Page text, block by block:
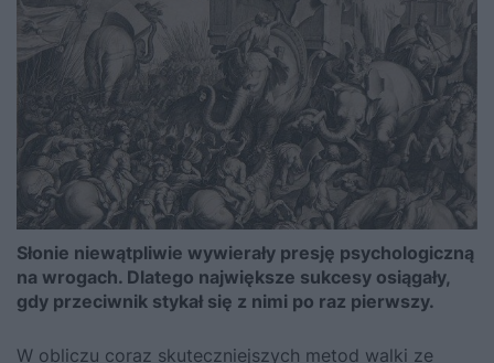
Słonie niewątpliwie wywierały presję psychologiczną
na wrogach. Dlatego największe sukcesy osiągały,
gdy przeciwnik stykał się z nimi po raz pierwszy.
W obliczu coraz skuteczniejszych metod walki ze